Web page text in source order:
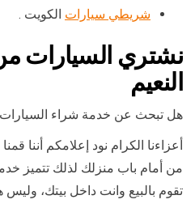
شريطي سيارات الكويت .
نشتري السيارات
النعيم
هل تبحث عن خدمة شراء السيارات
أعزاءنا الكرام نود إعلامكم أننا
من أمام باب منزلك لذلك تتميز
تقوم بالبيع وانت داخل بيتك،